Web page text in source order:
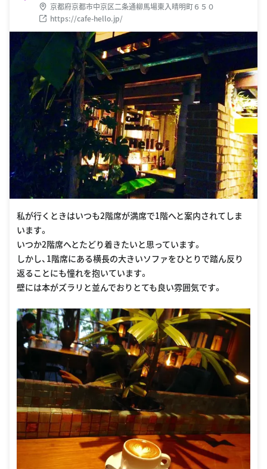
京都府京都市中京区二条通柳馬場東入晴明町６５０
https://cafe-hello.jp/
私が行くときはいつも2階席が満席で1階へと案内されてしま
います。
いつか2階席へとたどり着きたいと思っています。
しかし、1階席にある横長の大きいソファをひとりで踏ん反り
返ることにも憧れを抱いています。
壁には本がズラリと並んでおりとても良い雰囲気です。